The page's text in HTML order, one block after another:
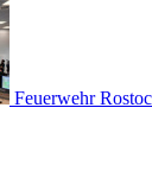
Feuerwehr